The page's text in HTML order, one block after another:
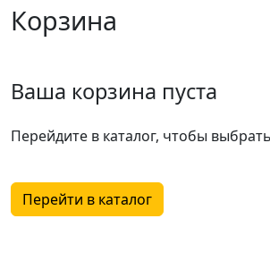
Корзина
Ваша корзина пуста
Перейдите в каталог, чтобы
Перейти в каталог